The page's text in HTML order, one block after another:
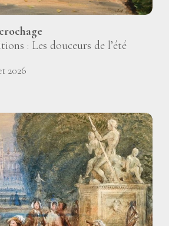
: Les douceurs de l’été
2026